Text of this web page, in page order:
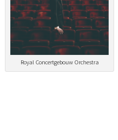
Royal Concertgebouw Orchestra